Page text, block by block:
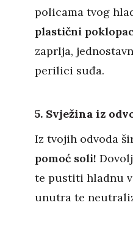
policama tvog
plastični
zaprlja,
perilici suđa.
5. Svježina iz
Iz tvojih odvoda
pomoć soli!
te pustiti hladnu
unutra te